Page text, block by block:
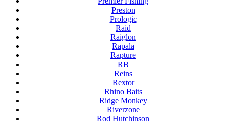
Preston
Prologic
Raid
Raiglon
Rapala
Rapture
RB
Reins
Rextor
Rhino Baits
Ridge Monkey
Riverzone
Rod Hutchinson